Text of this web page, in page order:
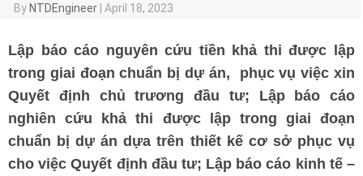
ByNTDEngineer | April 18, 2023
Lập báo cáo nguyên cứu tiền khả thi được lập
trong giai đoạn chuẩn bị dự án, phục vụ việc xin
Quyết định chủ trương đầu tư; Lập báo cáo
nghiên cứu khả thi được lập trong giai đoạn
chuẩn bị dự án dựa trên thiết kế cơ sở phục vụ
cho việc Quyết định đầu tư; Lập báo cáo kinh tế –